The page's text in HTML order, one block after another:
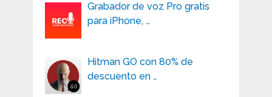
Grabador de voz Pro gratis
para iPhone, …
Hitman GO con 80% de
descuento en …